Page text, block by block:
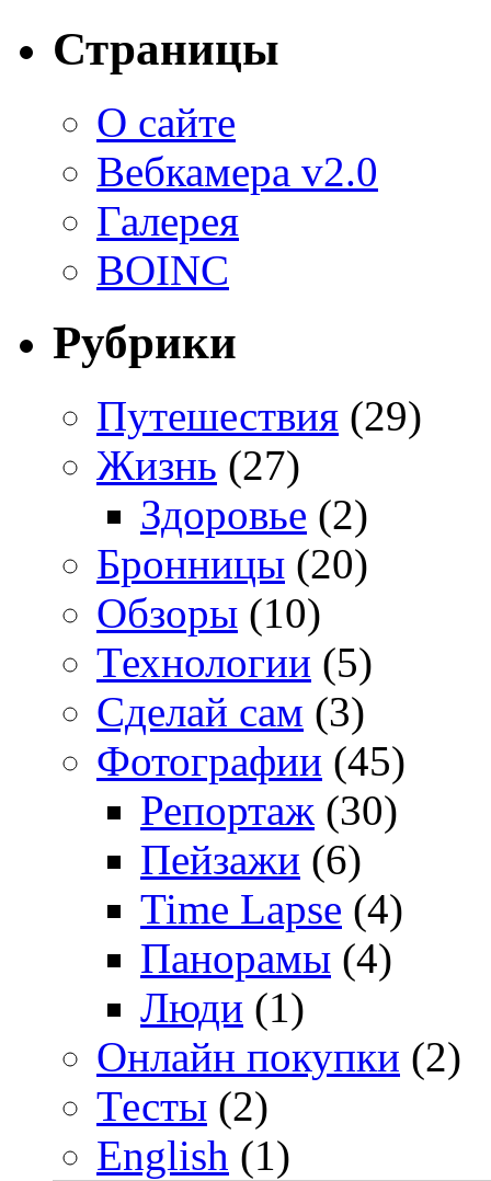
Страницы
О сайте
Вебкамера v2.0
Галерея
BOINC
Рубрики
Путешествия (29)
Жизнь (27)
Здоровье (2)
Бронницы (20)
Обзоры (10)
Технологии (5)
Сделай сам (3)
Фотографии (45)
Репортаж (30)
Пейзажи (6)
Time Lapse (4)
Панорамы (4)
Люди (1)
Онлайн покупки (2)
Тесты (2)
English (1)